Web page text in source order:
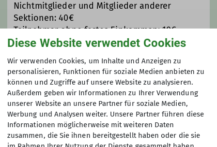
Nichtmitglieder und Mitglieder anderer
Sektionen: 40€
Teilnehmer ohne festes Einkommen: 10€
Maximale Teilnehmeranzahl
6
Diese Website verwendet Cookies
Wir verwenden Cookies, um Inhalte und Anzeigen zu
personalisieren, Funktionen für soziale Medien anbieten zu
können und Zugriffe auf unsere Website zu analysieren.
Außerdem geben wir Informationen zu Ihrer Verwendung
unserer Website an unsere Partner für soziale Medien,
Werbung und Analysen weiter. Unsere Partner führen diese
Informationen möglicherweise mit weiteren Daten
zusammen, die Sie ihnen bereitgestellt haben oder die sie